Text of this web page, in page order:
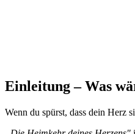
Einleitung – Was
Wenn du spürst, dass dein Herz